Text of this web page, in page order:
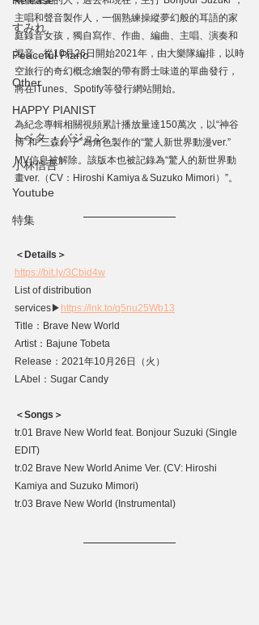
すみれ
Peaceful Piano
Other
HAPPY PIANIST
トベタ ・バジュン
小林信吾
Youtube
特集
主唱和聲音製作人，一個熟練操縱夢幻般的耳語的家
庭錄音女孩，獨自寫作、作曲、編曲、主唱、演奏和
混音。從10月26日開始2021年，由大樂隊編排，以時
空旅行的奇幻概念繪製的帶有爵士味道的單曲發行，
將在iTunes、Spotify等發行網站開始。
為紀念專輯相關視頻累計播放量達150萬次，以“神谷
博”和“三森鈴子”為角色製作的“驚人新世界動漫ver.”
MV信息被解除。該版本也被記錄為“驚人的新世界動
畫ver.（CV：Hiroshi Kamiya＆Suzuko Mimori）”。
＜Details＞
https://bit.ly/3Cbid4w
List of distribution
services▶ https://lnk.to/q5nu25Wb13
Title：Brave New World
Artist：Bajune Tobeta
Release：2021年10月26日（火）
LAbel：Sugar Candy
＜Songs＞
tr.01 Brave New World feat. Bonjour Suzuki (Single
EDIT)
tr.02 Brave New World Anime Ver. (CV: Hiroshi
Kamiya and Suzuko Mimori)
tr.03 Brave New World (Instrumental)